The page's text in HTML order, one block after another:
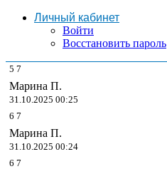
Личный кабинет
Войти
Восстановить пароль
5 7
Марина П.
31.10.2025 00:25
6 7
Марина П.
31.10.2025 00:24
6 7